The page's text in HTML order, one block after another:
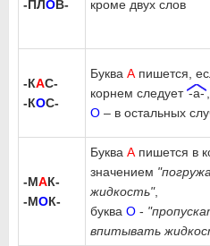
-ПЛОВ-
кроме двух слов
-КАС-
-КОС-
Буква А пишется,
корнем следует -а-
О – в остальных
-МАК-
-МОК-
Буква А пишется в
значением
жидкость",
буква О -
впитывать